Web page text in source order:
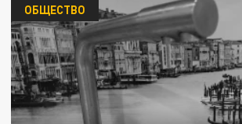
ОБЩЕСТВО